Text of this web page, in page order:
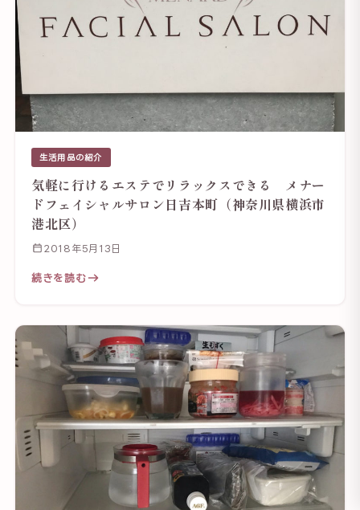
生活用品の紹介
気軽に行けるエステでリラックスできる メナー
ドフェイシャルサロン日吉本町（神奈川県横浜市
港北区）
2018年5月13日
続きを読む